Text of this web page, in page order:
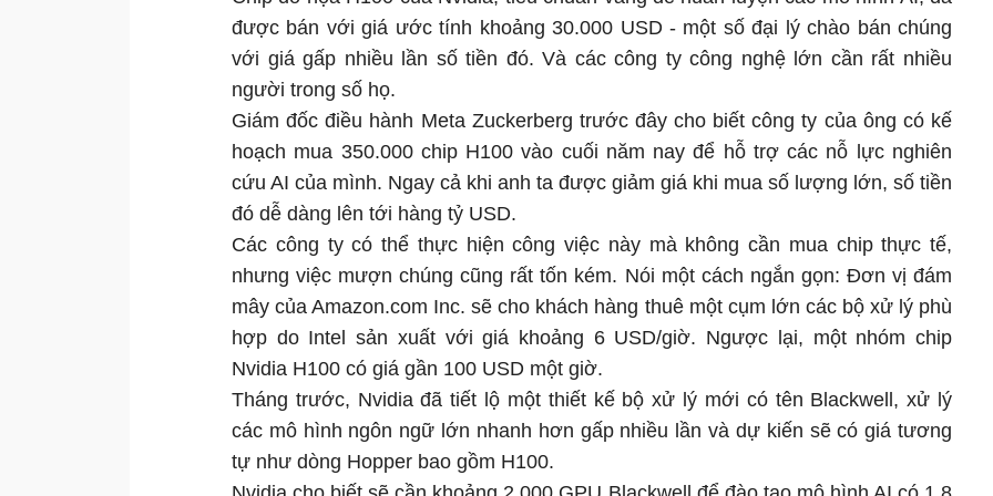
được bán với giá ước tính khoảng 30.000 USD - một số đại lý chào bán chúng
với giá gấp nhiều lần số tiền đó. Và các công ty công nghệ lớn cần rất nhiều
người trong số họ.
Giám đốc điều hành Meta Zuckerberg trước đây cho biết công ty của ông có kế
hoạch mua 350.000 chip H100 vào cuối năm nay để hỗ trợ các nỗ lực nghiên
cứu AI của mình. Ngay cả khi anh ta được giảm giá khi mua số lượng lớn, số tiền
đó dễ dàng lên tới hàng tỷ USD.
Các công ty có thể thực hiện công việc này mà không cần mua chip thực tế,
nhưng việc mượn chúng cũng rất tốn kém. Nói một cách ngắn gọn: Đơn vị đám
mây của Amazon.com Inc. sẽ cho khách hàng thuê một cụm lớn các bộ xử lý phù
hợp do Intel sản xuất với giá khoảng 6 USD/giờ. Ngược lại, một nhóm chip
Nvidia H100 có giá gần 100 USD một giờ.
Tháng trước, Nvidia đã tiết lộ một thiết kế bộ xử lý mới có tên Blackwell, xử lý
các mô hình ngôn ngữ lớn nhanh hơn gấp nhiều lần và dự kiến sẽ có giá tương
tự như dòng Hopper bao gồm H100.